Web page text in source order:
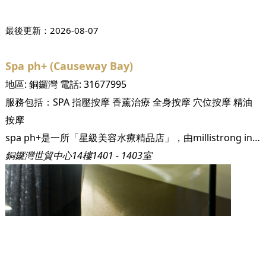
最後更新： 2026-08-07
Spa ph+ (Causeway Bay)
地區: 銅鑼灣電話: 31677995
服務包括： SPA指壓按摩香薰治療 全身按摩 穴位按摩精油
按摩
spa ph+是一所「星級美容水療精品店」，由millistrong international limited作為後盾，spa ph+擁有最齊備的資源為您提供最優質的護理服務。 由「philosophy treatment spa」演變而成的spa ph+將最新的元素 - HABA、32C及aujourd’hui - 融合一起，今天，spa ph+已座擁多個國際護膚品牌，為您提供最高質素的護理療程。 spa ph+ is one of the first-tiered “beauty boutique” in Hong Kong. Backed by millistrong international limited, spa ph+ owns the best resources to provide you with the best treatment services. Evolved from the renowned “Philosophy treatment spa”, spa ph+ has integrated new elements – HABA, 32oC and Aujourd’hui”- into the whole. Now, spa ph+ is a multi-branding beauty boutique that offers the most premium services to allthe beauty.
銅鑼灣世貿中心14樓1401 - 1403室